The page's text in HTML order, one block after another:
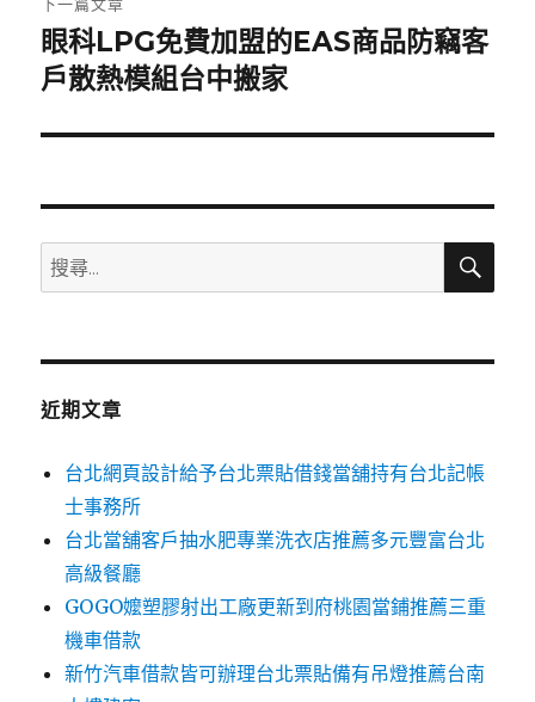
下
一
文
眼科LPG免費加盟的EAS商品防竊客
戶散熱模組台中搬家
搜
尋
鍵
搜
近期文章
台北網頁設計給予台北票貼借錢當舖持有台北記帳
士事務所
台北當舖客戶抽水肥專業洗衣店推薦多元豐富台北
高級餐廳
GOGO嬤塑膠射出工廠更新到府桃園當鋪推薦三重
機車借款
新竹汽車借款皆可辦理台北票貼備有吊燈推薦台南